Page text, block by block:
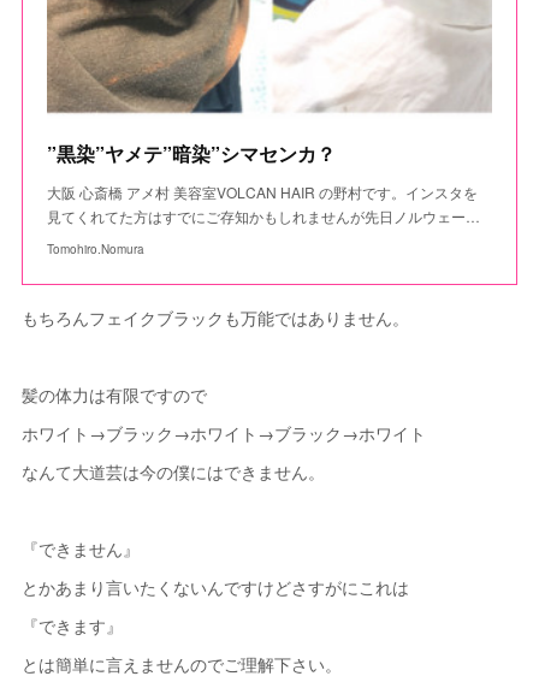
”黒染”ヤメテ”暗染”シマセンカ？
大阪 心斎橋 アメ村 美容室VOLCAN HAIR の野村です。インスタを
見てくれてた方はすでにご存知かもしれませんが先日ノルウェー…
Tomohiro.Nomura
もちろんフェイクブラックも万能ではありません。
髪の体力は有限ですので
ホワイト→ブラック→ホワイト→ブラック→ホワイト
なんて大道芸は今の僕にはできません。
『できません』
とかあまり言いたくないんですけどさすがにこれは
『できます』
とは簡単に言えませんのでご理解下さい。